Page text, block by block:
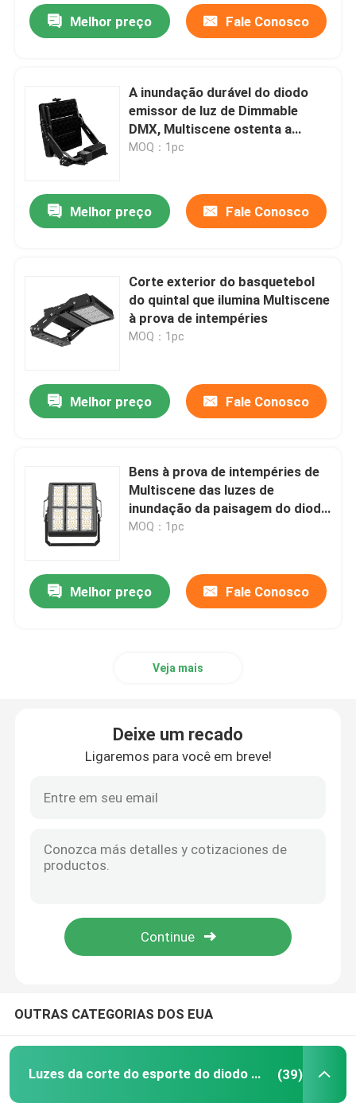
Produtos
Melhor preço Fale Conosco
A inundação durável do diodo
emissor de luz de Dimmable
DMX, Multiscene ostenta a
iluminação da corte
MOQ：1pc
Melhor preço Fale Conosco
Corte exterior do basquetebol
do quintal que ilumina Multiscene
à prova de intempéries
MOQ：1pc
Melhor preço Fale Conosco
Bens à prova de intempéries de
Multiscene das luzes de
inundação da paisagem do diodo
emissor de luz IP67
MOQ：1pc
Melhor preço Fale Conosco
Veja mais
Deixe um recado
Ligaremos para você em breve!
OUTRAS CATEGORIAS DOS EUA
Luzes da corte do esporte do diodo emissor de luz (39)